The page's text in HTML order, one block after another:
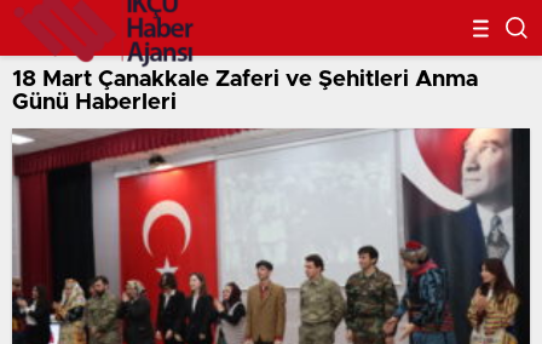
18 Mart Çanakkale Zaferi ve Şehitleri Anma
Günü Haberleri